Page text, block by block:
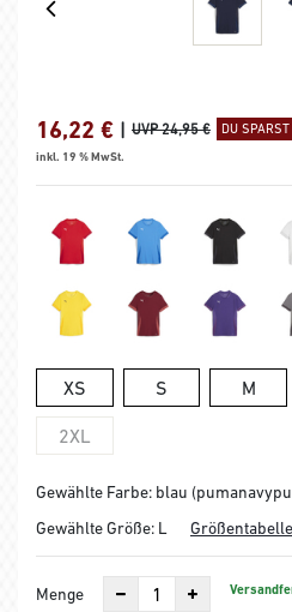
16,22 € | UVP 24,95 € DU
inkl. 19 % MwSt.
XS S M
2XL
Gewählte Farbe: blau
Gewählte Größe: L Größentabelle
Menge